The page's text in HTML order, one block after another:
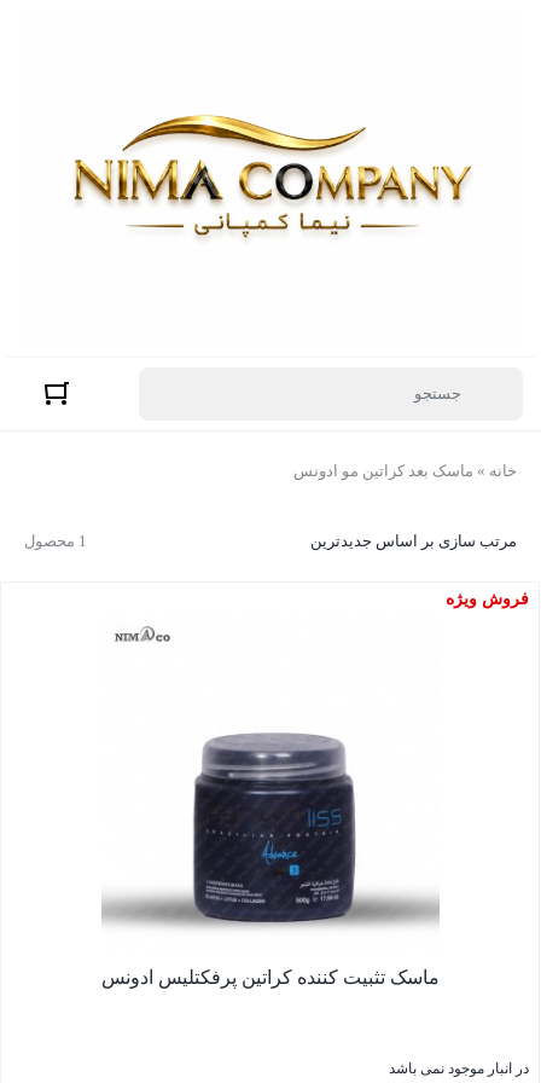
خانه » ماسک بعد کراتین مو ادونس
1 محصول مرتب سازی بر اساس جدیدترین
فروش ویژه
ماسک تثبیت کننده کراتین پرفکتلیس ادونس
در انبار موجود نمی باشد